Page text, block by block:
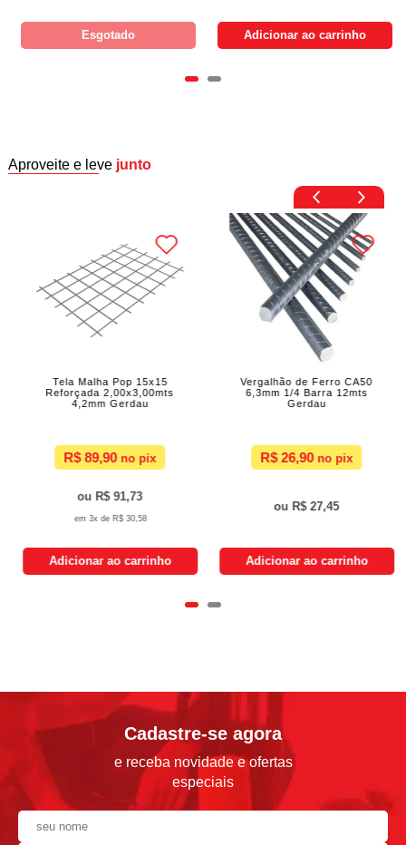
Esgotado Adicionar ao carrinho
Aproveite e leve junto
Tela Malha Pop 15x15
Reforçada 2,00x3,00mts
4,2mm Gerdau
R$ 89,90
R$ 91,73
3x de R$ 30,58
Adicionar ao carrinho
Vergalhão de Ferro CA50
6,3mm 1/4 Barra 12mts
Gerdau
R$ 26,90
R$ 27,45
Adicionar ao carrinho
Cadastre-se agora
e receba novidade e ofertas
especiais